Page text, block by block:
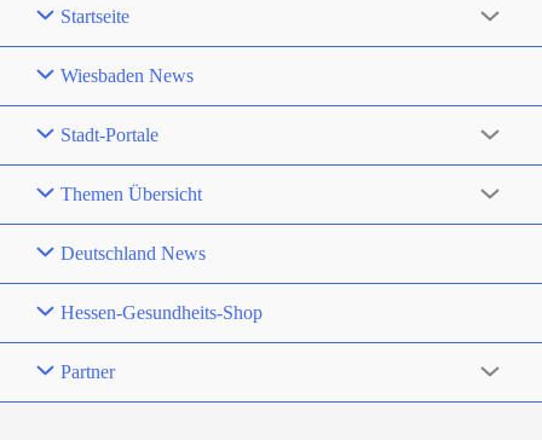
Startseite
Wiesbaden News
Stadt-Portale
Themen Übersicht
Deutschland News
Hessen-Gesundheits-Shop
Partner